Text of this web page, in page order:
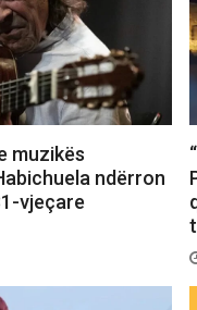
muzikës
ndërron
vjeçare